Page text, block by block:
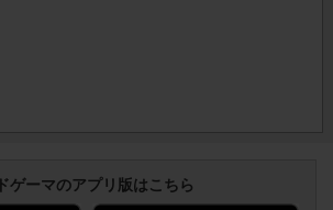
ゲーマのアプリ版はこちら